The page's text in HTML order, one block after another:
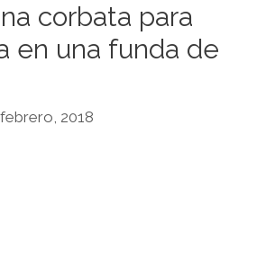
corbata para
en una funda de
2018